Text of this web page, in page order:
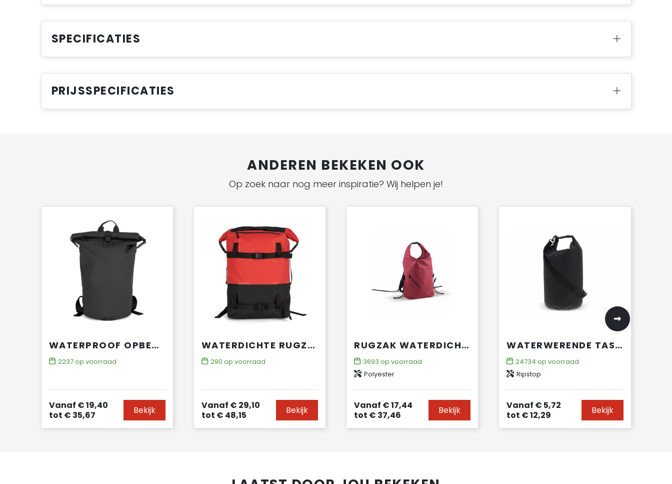
SPECIFICATIES
PRIJSSPECIFICATIES
ANDEREN BEKEKEN OOK
Op zoek naar nog meer inspiratie? Wij helpen je!
WATERPROOF OPBERGTAS ROLL-TOP
2237op voorraad
Vanaf € 19,40
tot € 35,67 Bekijk
WATERDICHTE RUGZAK MET DRUKRIEMEN
290 op voorraad
Vanaf € 29,10
tot € 48,15 Bekijk
RUGZAK WATERDICHT POLYESTER 300D 20-22L
3693 op voorraad
Polyester
Vanaf € 17,44
tot € 37,46 Bekijk
WATERWERENDE TAS 15L IPX6
24734 op voorraad
Ripstop
Vanaf € 5,72
tot € 12,29 Bekijk